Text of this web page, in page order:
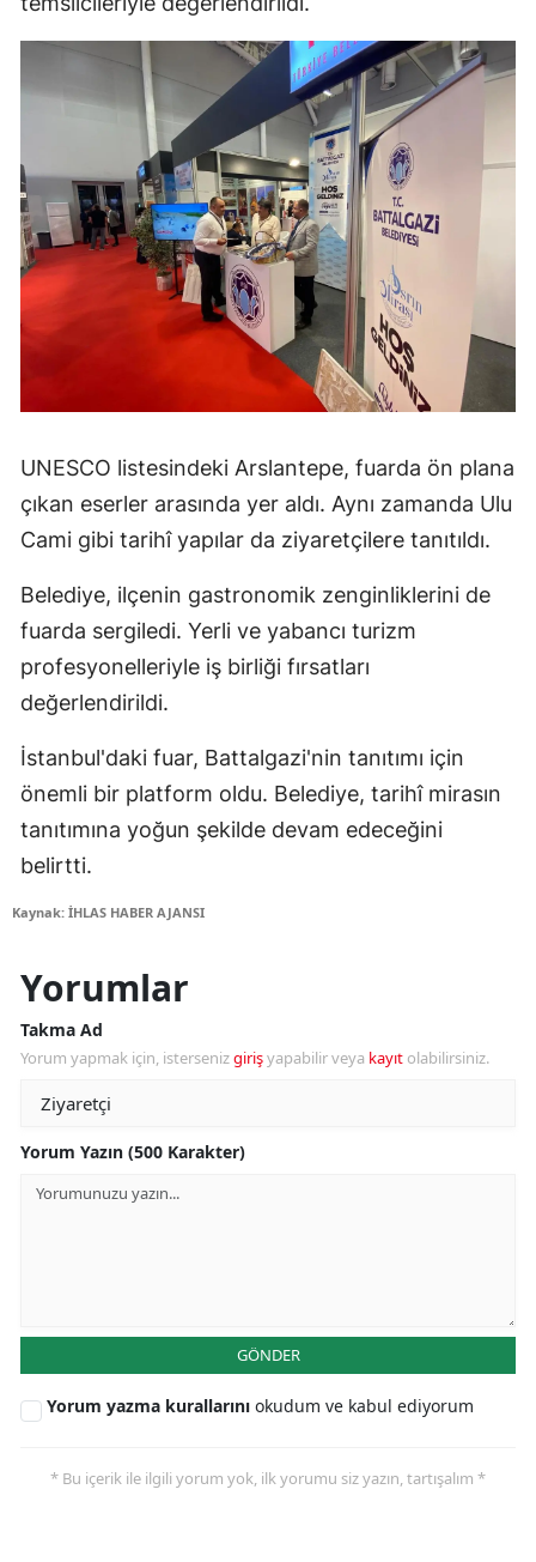
UNESCO listesindeki Arslantepe, fuarda ön plana
çıkan eserler arasında yer aldı. Aynı zamanda Ulu
Cami gibi tarihî yapılar da ziyaretçilere tanıtıldı.
Belediye, ilçenin gastronomik zenginliklerini de
fuarda sergiledi. Yerli ve yabancı turizm
profesyonelleriyle iş birliği fırsatları
değerlendirildi.
İstanbul'daki fuar, Battalgazi'nin tanıtımı için
önemli bir platform oldu. Belediye, tarihî mirasın
tanıtımına yoğun şekilde devam edeceğini
belirtti.
Kaynak: İHLAS HABER AJANSI
Yorumlar
Takma Ad
Yorum yapmak için, istersenizgirişyapabilir veya kayıt olabilirsiniz.
Yorum Yazın (500 Karakter)
GÖNDER
Yorum yazma kurallarını okudum ve kabul ediyorum
* Bu içerik ile ilgili yorum yok, ilk yorumu siz yazın, tartışalım *